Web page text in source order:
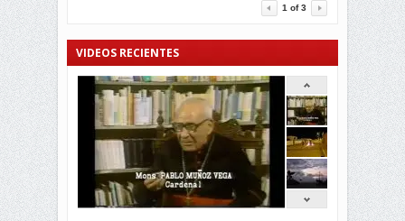
1 of3
VIDEOS RECIENTES